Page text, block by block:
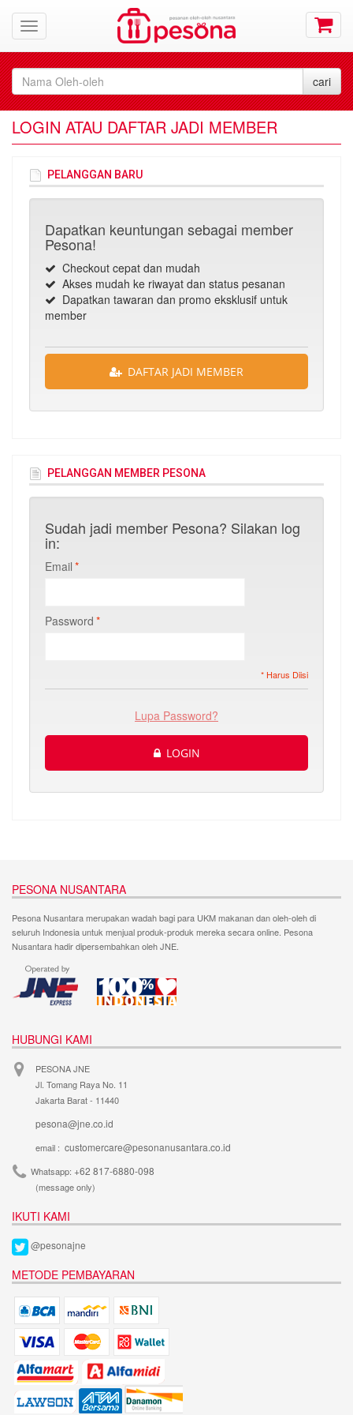
LOGIN ATAU DAFTAR JADI MEMBER
PELANGGAN BARU
Dapatkan keuntungan sebagai member
Pesona!
Checkout cepat dan mudah
Akses mudah ke riwayat dan status pesanan
Dapatkan tawaran dan promo eksklusif untuk
member
DAFTAR JADI MEMBER
PELANGGAN MEMBER PESONA
Sudah jadi member Pesona? Silakan log
in:
*
Email
*
Password
* Harus Diisi
Lupa Password?
LOGIN
PESONA NUSANTARA
Pesona Nusantara merupakan wadah bagi para UKM makanan dan oleh-oleh di
seluruh Indonesia untuk menjual produk-produk mereka secara online. Pesona
Nusantara hadir dipersembahkan oleh JNE.
HUBUNGI KAMI
PESONA JNE
Jl. Tomang Raya No. 11
Jakarta Barat - 11440
pesona@jne.co.id
email : customercare@pesonanusantara.co.id
Whatsapp: +62 817-6880-098
(message only)
IKUTI KAMI
@pesonajne
METODE PEMBAYARAN